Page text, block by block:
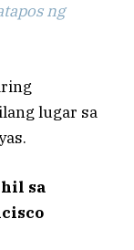
ng
lugar sa
sa